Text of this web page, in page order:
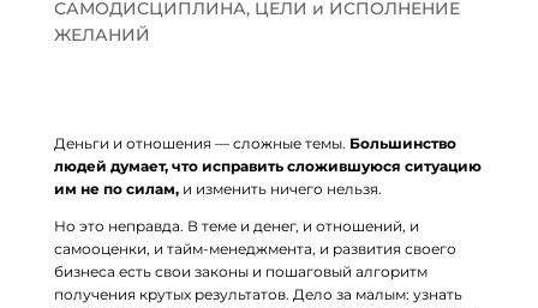
САМОДИСЦИПЛИНА, ЦЕЛИ и ИСПОЛНЕНИЕ
ЖЕЛАНИЙ
Деньги и отношения — сложные темы. Большинство
людей думает, что исправить сложившуюся ситуацию
им не по силам,и изменить ничего нельзя.
Но это неправда. В теме и денег, и отношений, и
самооценки, и тайм-менеджмента, и развития своего
бизнеса есть свои законы и пошаговый алгоритм
получения крутых результатов. Дело за малым: узнать